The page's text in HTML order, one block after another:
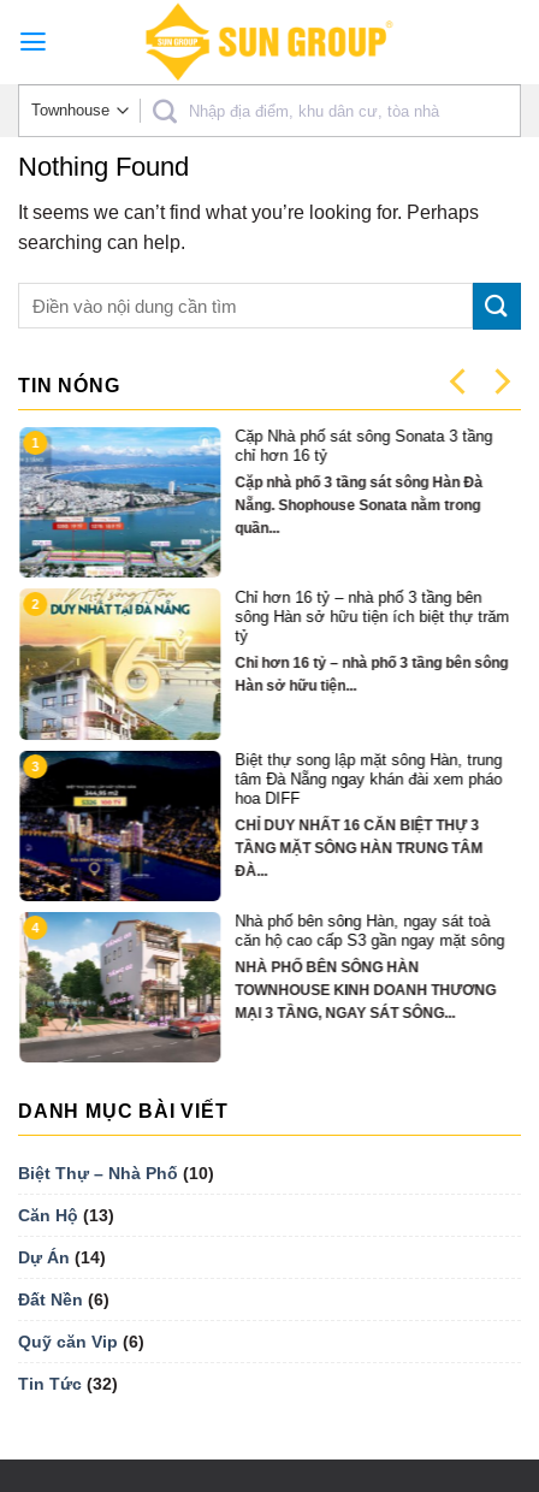
Nothing Found
It seems we can’t find what you’re looking for. Perhaps
searching can help.
TIN NÓNG
1
Cặp Nhà phố sát sông Sonata 3 tầng
chỉ hơn 16 tỷ
Cặp nhà phố 3 tầng sát sông Hàn Đà
Nẵng. Shophouse Sonata nằm trong
quần...
2
Chỉ hơn 16 tỷ – nhà phố 3 tầng bên
sông Hàn sở hữu tiện ích biệt thự trăm
tỷ
Chỉ hơn 16 tỷ – nhà phố 3 tầng bên sông
Hàn sở hữu tiện...
3
Biệt thự song lập mặt sông Hàn, trung
tâm Đà Nẵng ngay khán đài xem pháo
hoa DIFF
CHỈ DUY NHẤT 16 CĂN BIỆT THỰ 3
TẦNG MẶT SÔNG HÀN TRUNG TÂM
ĐÀ...
4
Nhà phố bên sông Hàn, ngay sát toà
căn hộ cao cấp S3 gần ngay mặt sông
NHÀ PHỐ BÊN SÔNG HÀN
TOWNHOUSE KINH DOANH THƯƠNG
MẠI 3 TẦNG, NGAY SÁT SÔNG...
DANH MỤC BÀI VIẾT
Biệt Thự – Nhà Phố (10)
Căn Hộ (13)
Dự Án (14)
Đất Nền (6)
Quỹ căn Vip (6)
Tin Tức (32)